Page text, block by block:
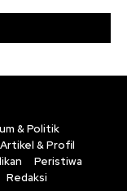
& Politik
Artikel & Profil
Peristiwa
Redaksi